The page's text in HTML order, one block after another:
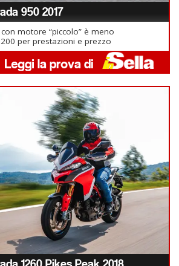
950 2017
motore “piccolo” è meno
per prestazioni e prezzo